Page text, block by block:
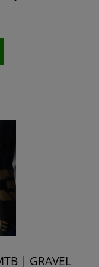
| GRAVEL